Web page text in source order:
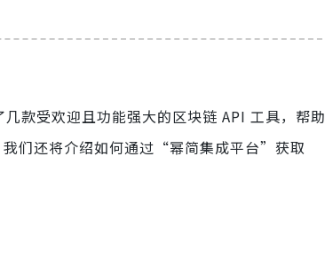
款受欢迎且功能强大的区块链 API 工具，帮助
我们还将介绍如何通过“幂简集成平台”获取